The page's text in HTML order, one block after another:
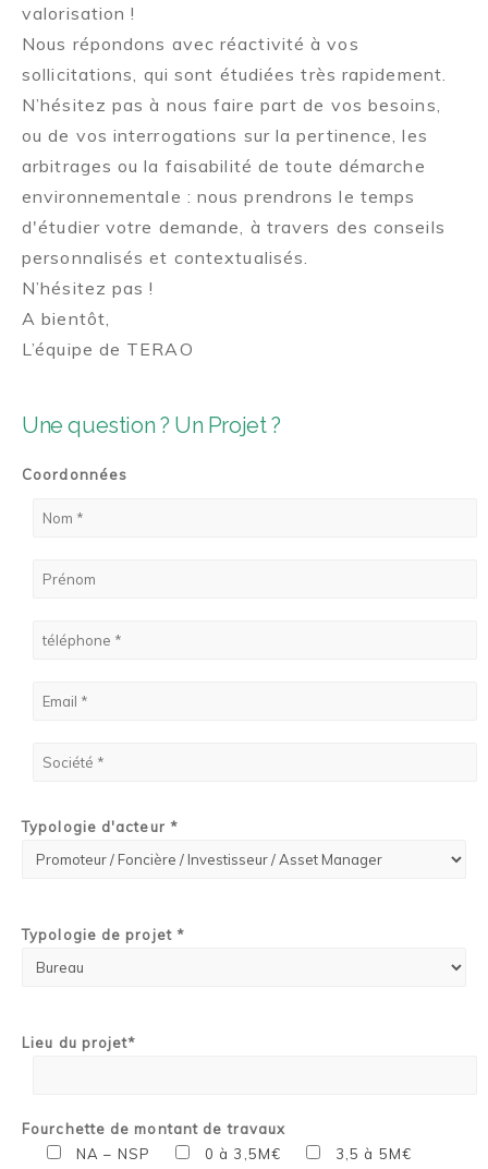
Une question ? Un Projet ?
Coordonnées
Typologie d'acteur *
Typologie de projet *
Lieu du projet*
Fourchette de montant de travaux
NA – NSP
0 à 3,5M€
3,5 à 5M€
valorisation !
Nous répondons avec réactivité à vos
sollicitations, qui sont étudiées très rapidement.
N’hésitez pas à nous faire part de vos besoins,
ou de vos interrogations sur la pertinence, les
arbitrages ou la faisabilité de toute démarche
environnementale : nous prendrons le temps
d'étudier votre demande, à travers des conseils
personnalisés et contextualisés.
N’hésitez pas !
A bientôt,
L’équipe de TERAO